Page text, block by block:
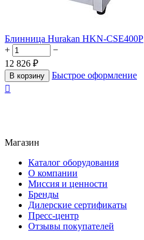
Блинница Hurakan HKN-CSE400P
+
−
12 826 ₽
В корзину
Быстрое оформление

Магазин
Каталог оборудования
О компании
Миссия и ценности
Бренды
Дилерские сертификаты
Пресс-центр
Отзывы покупателей